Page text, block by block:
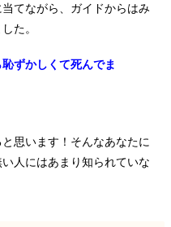
てながら、ガイドからはみ
た。
恥ずかしくて死んでま
思います！ そんなあなたに
人にはあまり知られていな